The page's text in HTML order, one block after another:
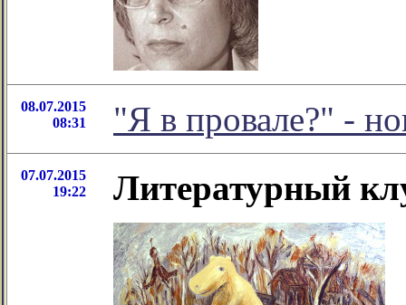
08.07.2015
08:31
"Я в провале?" -
07.07.2015
19:22
Литературный